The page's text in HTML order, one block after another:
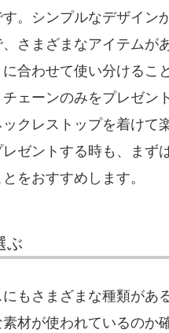
。シンプルなデザイン
さまざまなアイテムが
合わせて使い分けるこ
ェーンのみをプレゼン
クレストップを着けて
ゼントする時も、まず
をおすすめします。
ぶ
もさまざまな種類があ
材が使われているのか